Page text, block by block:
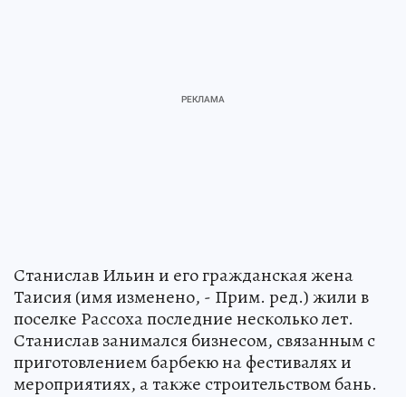
Станислав Ильин и его гражданская жена
Таисия (имя изменено, - Прим. ред.) жили в
поселке Рассоха последние несколько лет.
Станислав занимался бизнесом, связанным с
приготовлением барбекю на фестивалях и
мероприятиях, а также строительством бань.